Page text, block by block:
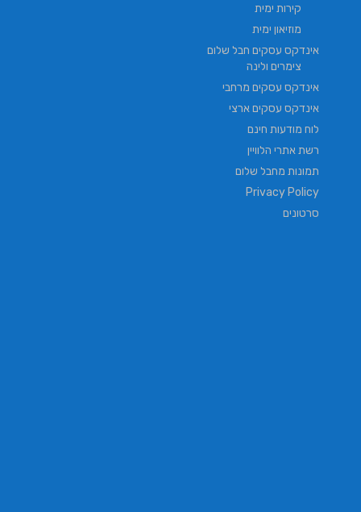
קירות ימית
מוזיאון ימית
אינדקס עסקים חבל שלום
צימרים ולינה
אינדקס עסקים מרחבי
אינדקס עסקים ארצי
לוח מודעות חינם
רשת אתרי הלוויין
תמונות מחבל שלום
Privacy Policy
סרטונים